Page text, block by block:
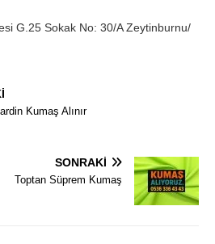
G.25 Sokak No: 30/A Zeytinburnu/
Kumaş Alınır
SONRAKI
Toptan Süprem Kumaş